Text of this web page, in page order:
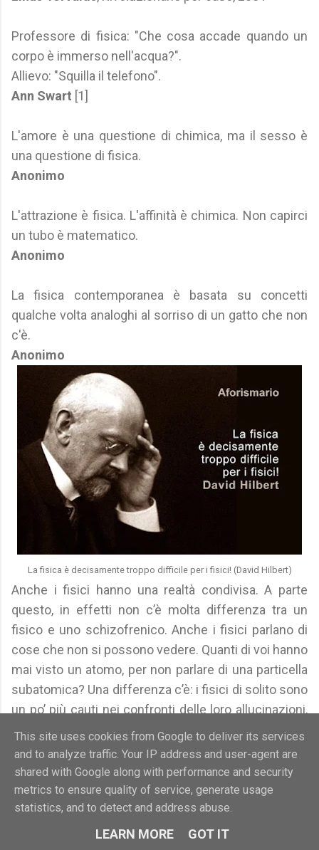
Professore di fisica: "Che cosa accade quando un
corpo è immerso nell'acqua?".
Allievo: "Squilla il telefono".
Ann Swart [1]
L'amore è una questione di chimica, ma il sesso è
una questione di fisica.
Anonimo
L'attrazione è fisica. L'affinità è chimica. Non capirci
un tubo è matematico.
Anonimo
La fisica contemporanea è basata su concetti
qualche volta analoghi al sorriso di un gatto che non
c'è.
Anonimo
La fisica è decisamente troppo difficile per i fisici! (David Hilbert)
Anche i fisici hanno una realtà condivisa. A parte
questo, in effetti non c’è molta differenza tra un
fisico e uno schizofrenico. Anche i fisici parlano di
cose che non si possono vedere. Quanti di voi hanno
mai visto un atomo, per non parlare di una particella
subatomica? Una differenza c’è: i fisici di solito sono
un po’ più cauti nei confronti delle loro allucinazioni,
che chiamano ‘modelli’ o ‘teorie’. Quando una delle
loro allucinazioni viene messa in questione da nuovi
dati, i fisici sono un po’ più disposti a rinunciare alle
loro vecchie idee.
Richard Bandler, Usare il cervello per cambiare,
This site uses cookies from Google to deliver its services
and to analyze traffic. Your IP address and user-agent are
shared with Google along with performance and security
metrics to ensure quality of service, generate usage
statistics, and to detect and address abuse.
LEARN MORE GOT IT